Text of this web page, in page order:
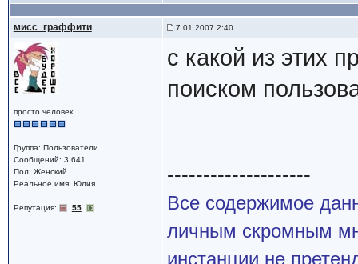
мисс_граффити 7.01.2007 2:40
просто человек
Группа: Пользователи
Сообщений: 3 641
Пол: Женский
Реальное имя: Юлия
Репутация: 55
с какой из этих
поиском
--------------------
Все содержимое
личным скромным
инстанции не